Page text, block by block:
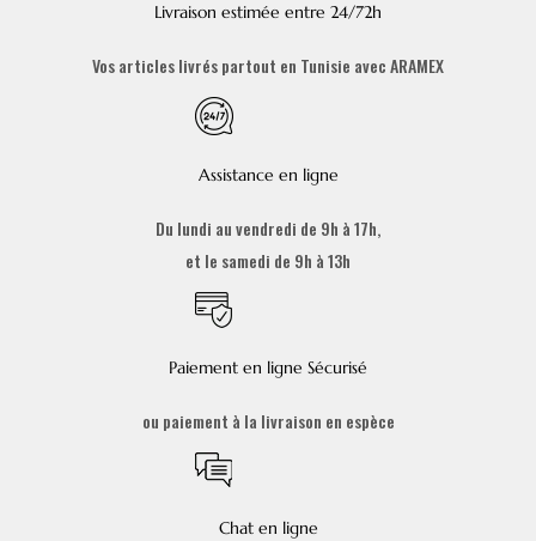
Livraison estimée entre 24/72h
Vos articles livrés partout en Tunisie avec ARAMEX
Assistance en ligne
Du lundi au vendredi de 9h à 17h,
et le samedi de 9h à 13h
Paiement en ligne Sécurisé
ou paiement à la livraison en espèce
Chat en ligne